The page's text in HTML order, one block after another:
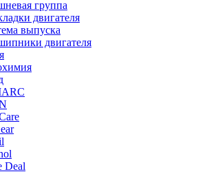
группа
двигателя
выпуска
двигателя
Deal